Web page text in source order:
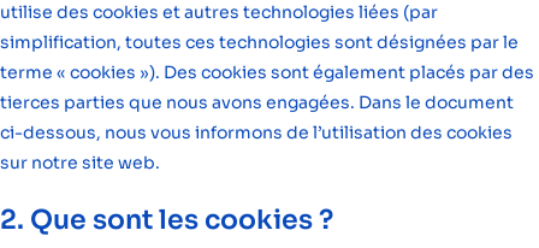
utilise des cookies et autres technologies liées (par
simplification, toutes ces technologies sont désignées par le
terme « cookies »). Des cookies sont également placés par des
tierces parties que nous avons engagées. Dans le document
ci-dessous, nous vous informons de l’utilisation des cookies
sur notre site web.
2. Que sont les cookies ?